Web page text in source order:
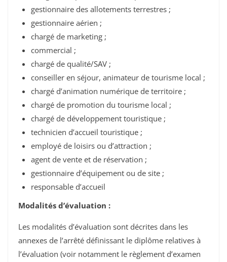
gestionnaire des allotements terrestres ;
gestionnaire aérien ;
chargé de marketing ;
commercial ;
chargé de qualité/SAV ;
conseiller en séjour, animateur de tourisme local ;
chargé d’animation numérique de territoire ;
chargé de promotion du tourisme local ;
chargé de développement touristique ;
technicien d’accueil touristique ;
employé de loisirs ou d’attraction ;
agent de vente et de réservation ;
gestionnaire d’équipement ou de site ;
responsable d’accueil
Modalités d’évaluation :
Les modalités d’évaluation sont décrites dans les
annexes de l’arrêté définissant le diplôme relatives à
l’évaluation (voir notamment le règlement d’examen